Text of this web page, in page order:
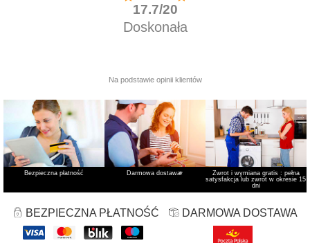
Bezpieczna płatność Darmowa dostawa*
Zwrot i wymiana gratis : pełna
satysfakcja lub zwrot w okresie 15
dni
BEZPIECZNA PŁATNOŚĆ DARMOWA DOSTAWA